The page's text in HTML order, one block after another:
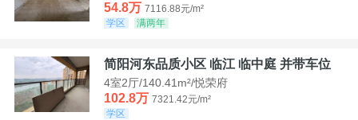
54.8万 7116.88元/m²
学区
满两年
简阳河东品质小区 临江 临中庭 并带车位
4室2厅/140.41m²/悦荣府
102.8万 7321.42元/m²
学区